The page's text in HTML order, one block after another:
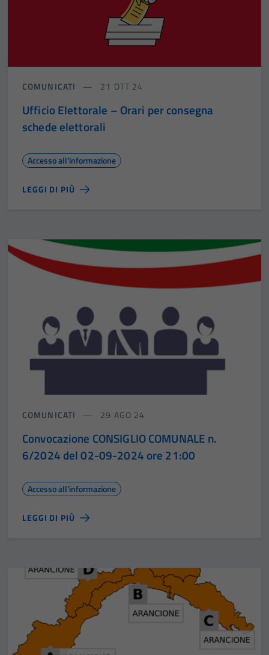
COMUNICATI 21 OTT 24
Ufficio Elettorale – Orari per consegna
schede elettorali
Accesso all'informazione
LEGGI DI PIÙ
COMUNICATI 29 AGO 24
Convocazione CONSIGLIO COMUNALE n.
6/2024 del 02-09-2024 ore 21:00
Accesso all'informazione
LEGGI DI PIÙ